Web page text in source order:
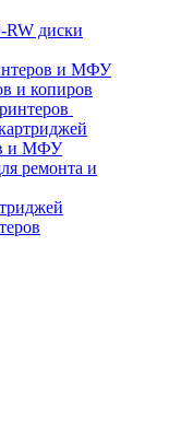
диски
и МФУ
и копиров
и МФУ
ремонта и